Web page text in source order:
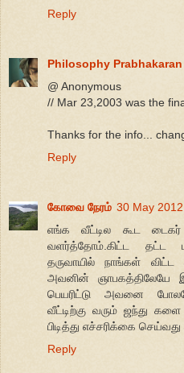
Reply
Philosophy Prabhakaran
@ Anonymous
// Mar 23,2003 was the
Thanks for the info...
Reply
கோவை நேரம் 30 May
எங்க வீட்டில கூட
வளர்த்தோம்.கிட்ட தட்ட
தருவாயில் நாங்கள்
அவனின் ஞாபகத்திலேயே
பெயரிட்டு அவனை
வீட்டிற்கு வரும் ஜந்து
பிடித்து எச்சரிக்கை
Reply